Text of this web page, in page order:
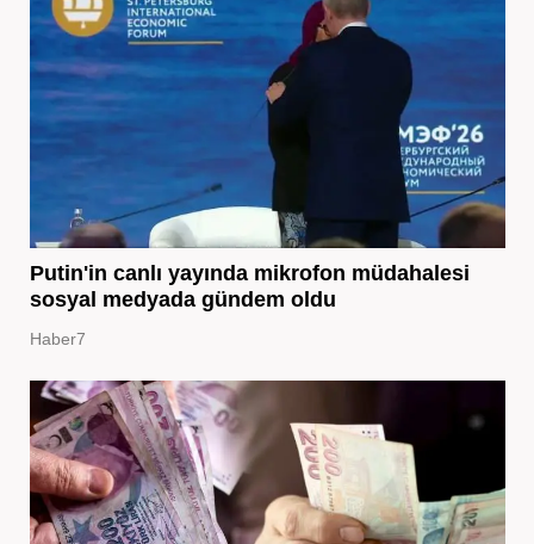
Putin'in canlı yayında mikrofon müdahalesi
sosyal medyada gündem oldu
Haber7